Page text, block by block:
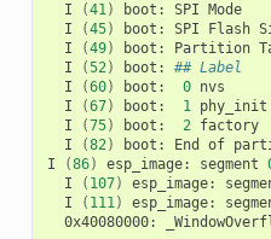
I
(41) boot: SPI Mode
I
(45) boot: SPI Flash
I
(49) boot: Partition
I
(52) boot:
## Label
I
(60) boot: 0 nvs
I
(67) boot: 1 phy_init
I
(75) boot: 2 factory
I
(82) boot: End of
I
(86) esp_image: segment
I
( 107) esp_image:
I
( 111) esp_image:
0x40080000: